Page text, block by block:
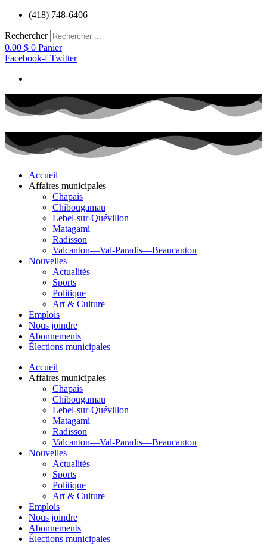
Aller
contenu
(418) 748-6406
Rechercher
0.00 $ 0 Panier
Facebook-f Twitter
Accueil
Affaires municipales
Chapais
Chibougamau
Lebel-sur-Quévillon
Matagami
Radisson
Valcanton—Val-Paradis—Beaucanton
Nouvelles
Actualités
Sports
Politique
Art & Culture
Emplois
Nous joindre
Abonnements
Élections municipales
Accueil
Affaires municipales
Chapais
Chibougamau
Lebel-sur-Quévillon
Matagami
Radisson
Valcanton—Val-Paradis—Beaucanton
Nouvelles
Actualités
Sports
Politique
Art & Culture
Emplois
Nous joindre
Abonnements
Élections municipales